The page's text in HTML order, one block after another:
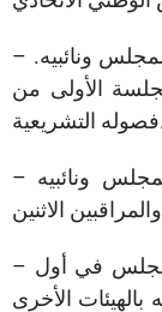
– رئاسة المجلس الوطني: يُقصد بها رئيس المجلس ونائبيه.
الأولى من
فصوله التشريعية.
– هيئة مكتب المجلس: يُقصد بها رئيس المجلس ونائبيه
– رئيس المجلس: هو العضو الذي ينتخبه المجلس في أول
الأخرى